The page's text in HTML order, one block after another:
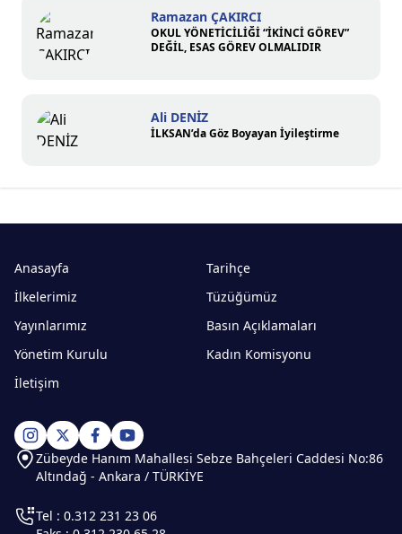
Ramazan ÇAKIRCI
OKUL YÖNETİCİLİĞİ “İKİNCİ GÖREV”
DEĞİL, ESAS GÖREV OLMALIDIR
Ali DENİZ
İLKSAN’da Göz Boyayan İyileştirme
Anasayfa
Tarihçe
İlkelerimiz
Tüzüğümüz
Yayınlarımız
Basın Açıklamaları
Yönetim Kurulu
Kadın Komisyonu
İletişim
Zübeyde Hanım Mahallesi Sebze Bahçeleri Caddesi No:86
Altındağ - Ankara / TÜRKİYE
Tel : 0.312 231 23 06